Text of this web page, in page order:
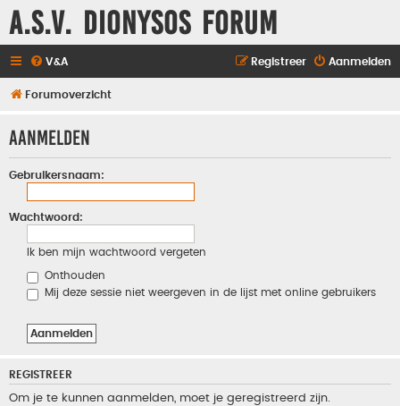
A.S.V. Dionysos Forum
V&A Aanmelden
Registreer
Forumoverzicht
Aanmelden
Gebruikersnaam:
Wachtwoord:
Ik ben mijn wachtwoord vergeten
Onthouden
Mij deze sessie niet weergeven in de lijst met online gebruikers
REGISTREER
Om je te kunnen aanmelden, moet je geregistreerd zijn.